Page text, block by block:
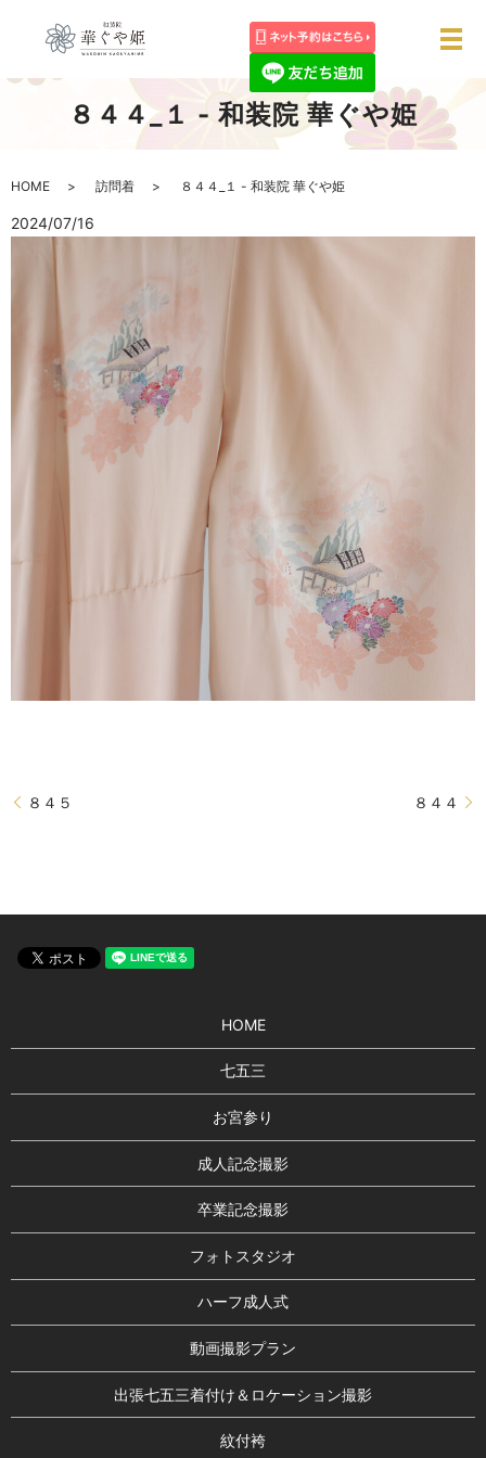
メ
８４４_１ - 和装院 華ぐや姫
HOME 訪問着 ８４４_１ - 和装院 華ぐや姫
2024/07/16
８４５ ８４４
HOME
七五三
お宮参り
成人記念撮影
卒業記念撮影
フォトスタジオ
ハーフ成人式
動画撮影プラン
出張七五三着付け＆ロケーション撮影
紋付袴